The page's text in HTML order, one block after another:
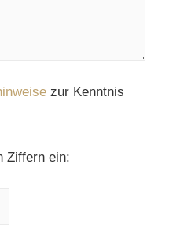
zur Kenntnis
Ziffern ein: